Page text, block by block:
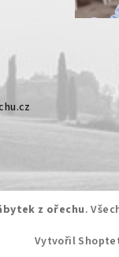
z ořechu.
Vytvořil